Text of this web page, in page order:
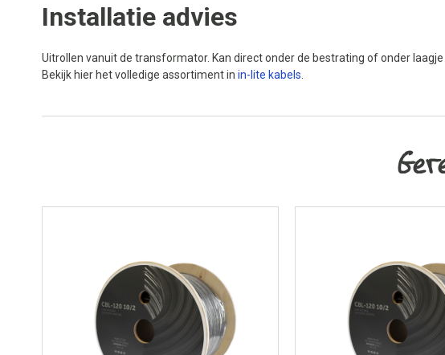
Installatie advies
Uitrollen vanuit de transformator. Kan direct onder de bestrating of onder
Bekijk hier het volledige assortiment in in-lite kabels